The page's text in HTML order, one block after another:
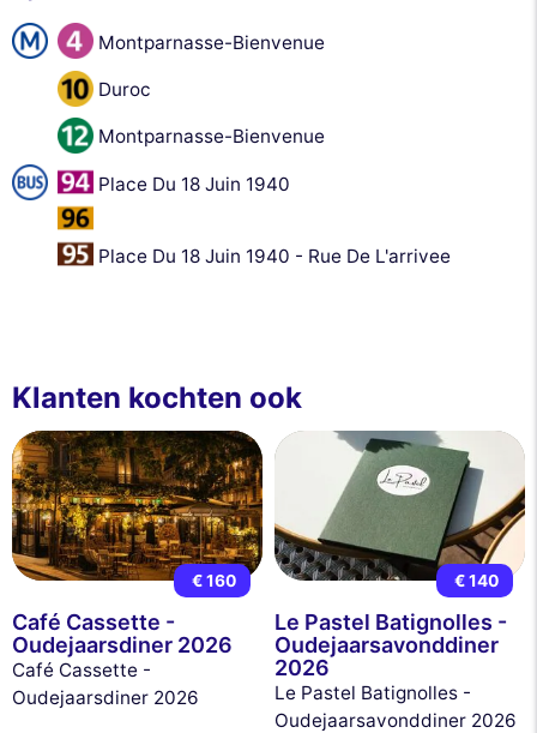
Montparnasse-Bienvenue
Duroc
Montparnasse-Bienvenue
Place Du 18 Juin 1940
Place Du 18 Juin 1940 - Rue De L'arrivee
Klanten kochten ook
€ 160
Café Cassette -
Oudejaarsdiner 2026
Café Cassette -
Oudejaarsdiner 2026
€ 140
Le Pastel Batignolles -
Oudejaarsavonddiner
2026
Le Pastel Batignolles -
Oudejaarsavonddiner 2026